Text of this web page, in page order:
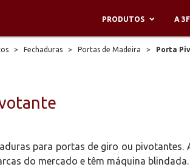
PRODUTOS A 3F
> Fechaduras> Portas de Madeira > Porta
para portas de giro ou pivotantes.
do mercado e têm máquina blindada.